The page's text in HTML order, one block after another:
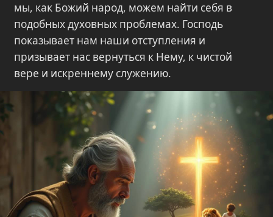
мы, как Божий народ, можем найти себя в
подобных духовных проблемах. Господь
показывает нам наши отступления и
призывает нас вернуться к Нему, к чистой
вере и искреннему служению.